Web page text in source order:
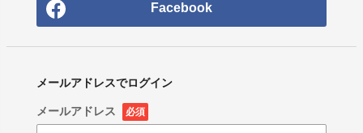
Facebook
メールアドレスでログイン
メールアドレス 必須